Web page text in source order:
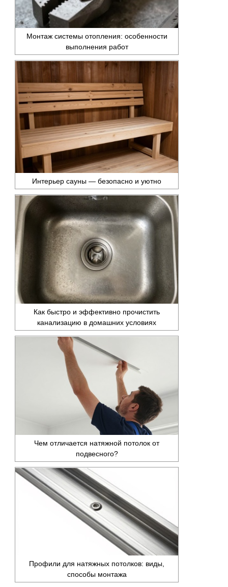
Монтаж системы отопления: особенности
выполнения работ
Интерьер сауны — безопасно и уютно
Как быстро и эффективно прочистить
канализацию в домашних условиях
Чем отличается натяжной потолок от
подвесного?
Профили для натяжных потолков: виды,
способы монтажа